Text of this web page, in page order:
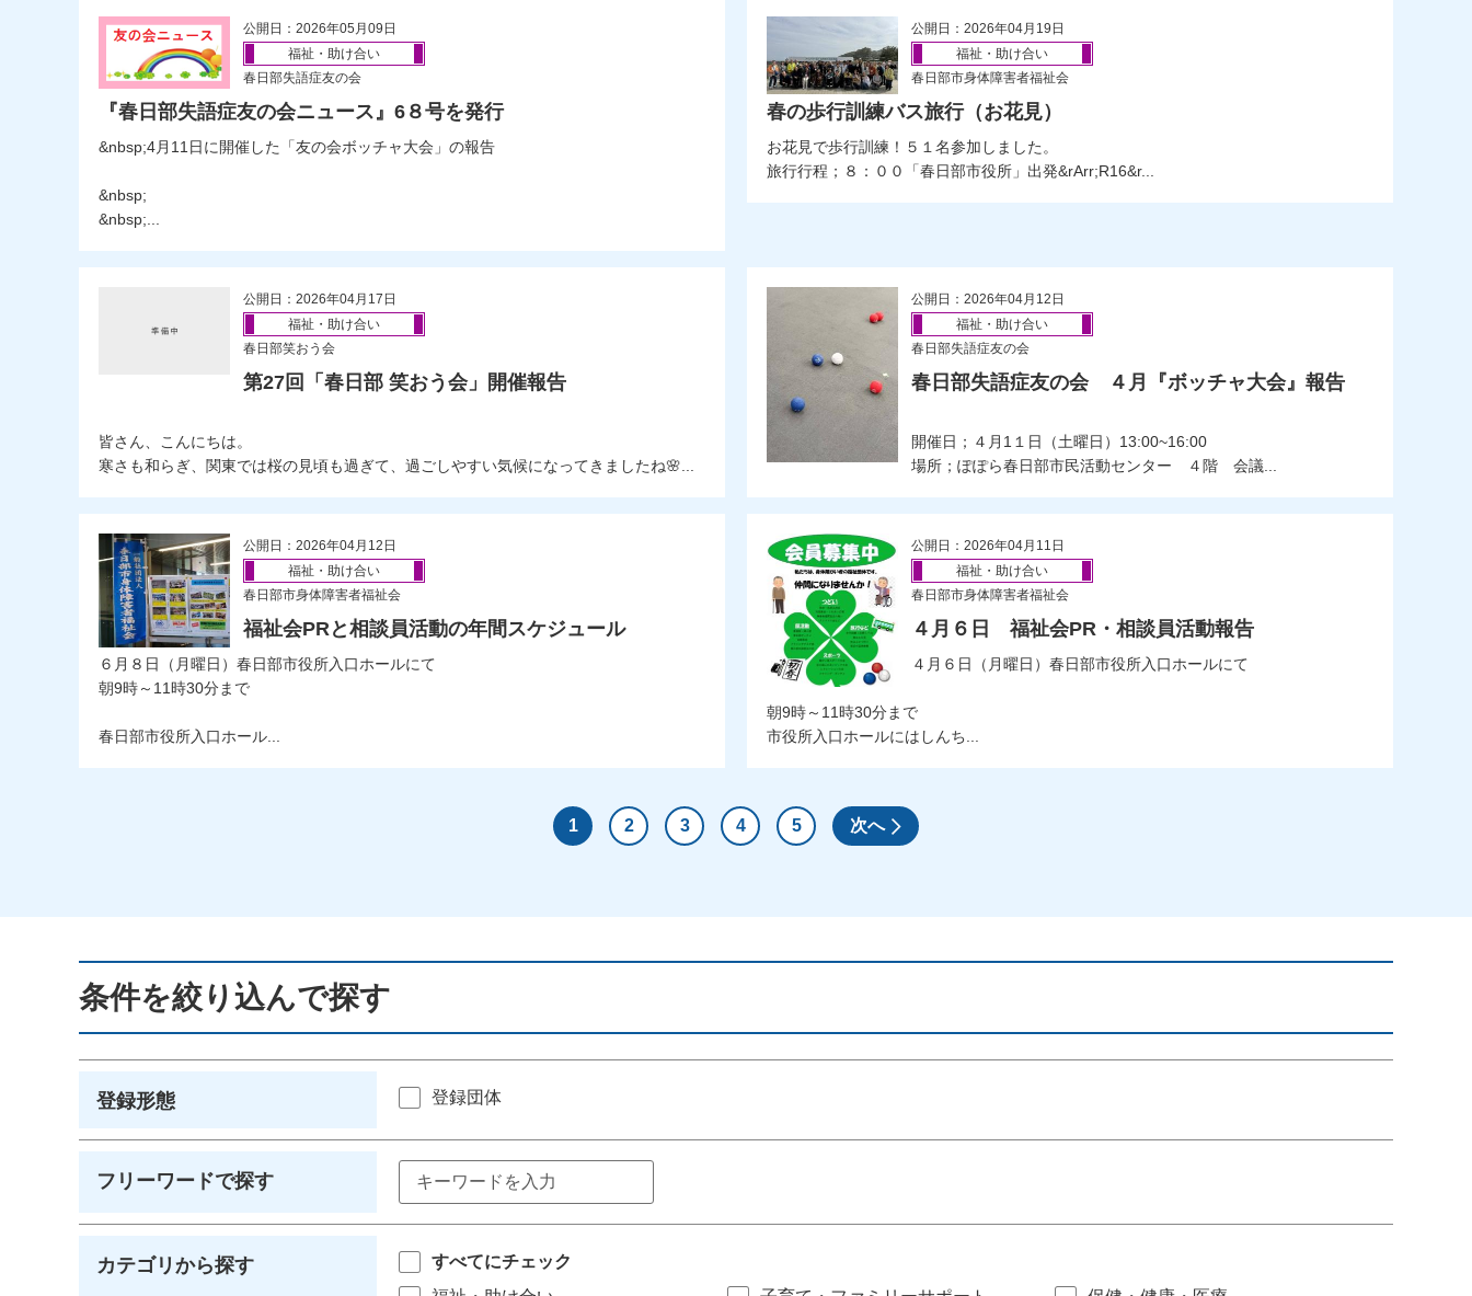
公開日：2026年05月09日
福祉・助け合い
春日部失語症友の会
『春日部失語症友の会ニュース』6８号を発行
&nbsp;4月11日に開催した「友の会ボッチャ大会」の報告
&nbsp;
&nbsp;...
公開日：2026年04月19日
福祉・助け合い
春日部市身体障害者福祉会
春の歩行訓練バス旅行（お花見）
お花見で歩行訓練！５１名参加しました。
旅行行程；８：００「春日部市役所」出発&rArr;R16&r...
公開日：2026年04月17日
福祉・助け合い
春日部笑おう会
第27回「春日部 笑おう会」開催報告
皆さん、こんにちは。
寒さも和らぎ、関東では桜の見頃も過ぎて、過ごしやすい気候になってきましたね🌸...
公開日：2026年04月12日
福祉・助け合い
春日部失語症友の会
春日部失語症友の会 ４月『ボッチャ大会』報告
開催日；４月1１日（土曜日）13:00~16:00
場所；ぽぽら春日部市民活動センター ４階 会議...
公開日：2026年04月12日
福祉・助け合い
春日部市身体障害者福祉会
福祉会PRと相談員活動の年間スケジュール
６月８日（月曜日）春日部市役所入口ホールにて
朝9時～11時30分まで
春日部市役所入口ホール...
公開日：2026年04月11日
福祉・助け合い
春日部市身体障害者福祉会
４月６日 福祉会PR・相談員活動報告
４月６日（月曜日）春日部市役所入口ホールにて
朝9時～11時30分まで
市役所入口ホールにはしんち...
1 2 3 4 5 次へ
条件を絞り込んで探す
登録形態 登録団体
フリーワードで探す
カテゴリから探す
すべてにチェック